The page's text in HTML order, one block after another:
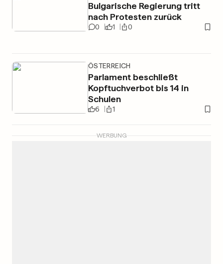
Bulgarische Regierung tritt
nach Protesten zurück
0 1 0
ÖSTERREICH
Parlament beschließt
Kopftuchverbot bis 14 in
Schulen
6 1
WERBUNG